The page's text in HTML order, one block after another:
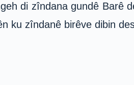
di zîndana gundê Barê
ku zîndanê birêve dibin